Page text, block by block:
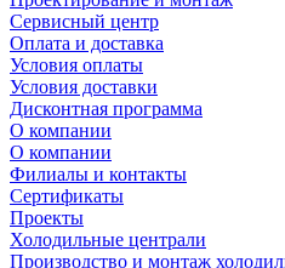
Сервисный центр
Оплата и доставка
Условия оплаты
Условия доставки
Дисконтная программа
О компании
О компании
Филиалы и контакты
Сертификаты
Проекты
Холодильные централи
Производство и монтаж